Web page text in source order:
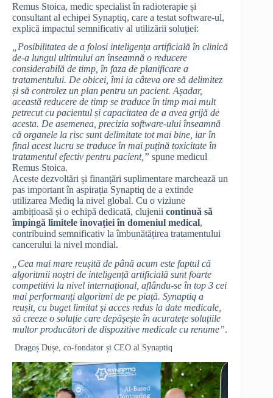
Remus Stoica, medic specialist în radioterapie și
consultant al echipei Synaptiq, care a testat software-ul,
explică impactul semnificativ al utilizării soluției:
„Posibilitatea de a folosi inteligența artificială în clinică
de-a lungul ultimului an înseamnă o reducere
considerabilă de timp, în faza de planificare a
tratamentului. De obicei, îmi ia câteva ore să delimitez
și să controlez un plan pentru un pacient. Așadar,
această reducere de timp se traduce în timp mai mult
petrecut cu pacientul și capacitatea de a avea grijă de
acesta. De asemenea, precizia software-ului înseamnă
că organele la risc sunt delimitate tot mai bine, iar în
final acest lucru se traduce în mai puțină toxicitate în
tratamentul efectiv pentru pacient,” spune medicul
Remus Stoica.
Aceste dezvoltări și finanțări suplimentare marchează un
pas important în aspirația Synaptiq de a extinde
utilizarea Mediq la nivel global. Cu o viziune
ambițioasă și o echipă dedicată, clujenii continuă să
împingă limitele inovației în domeniul medical,
contribuind semnificativ la îmbunătățirea tratamentului
cancerului la nivel mondial.
„Cea mai mare reușită de până acum este faptul că
algoritmii noștri de inteligență artificială sunt foarte
competitivi la nivel internațional, aflându-se în top 3 cei
mai performanți algoritmi de pe piață. Synaptiq a
reușit, cu buget limitat și acces redus la date medicale,
să creeze o soluție care depășește în acuratețe soluțiile
multor producători de dispozitive medicale cu renume”.
Dragoș Dușe, co-fondator și CEO al Synaptiq